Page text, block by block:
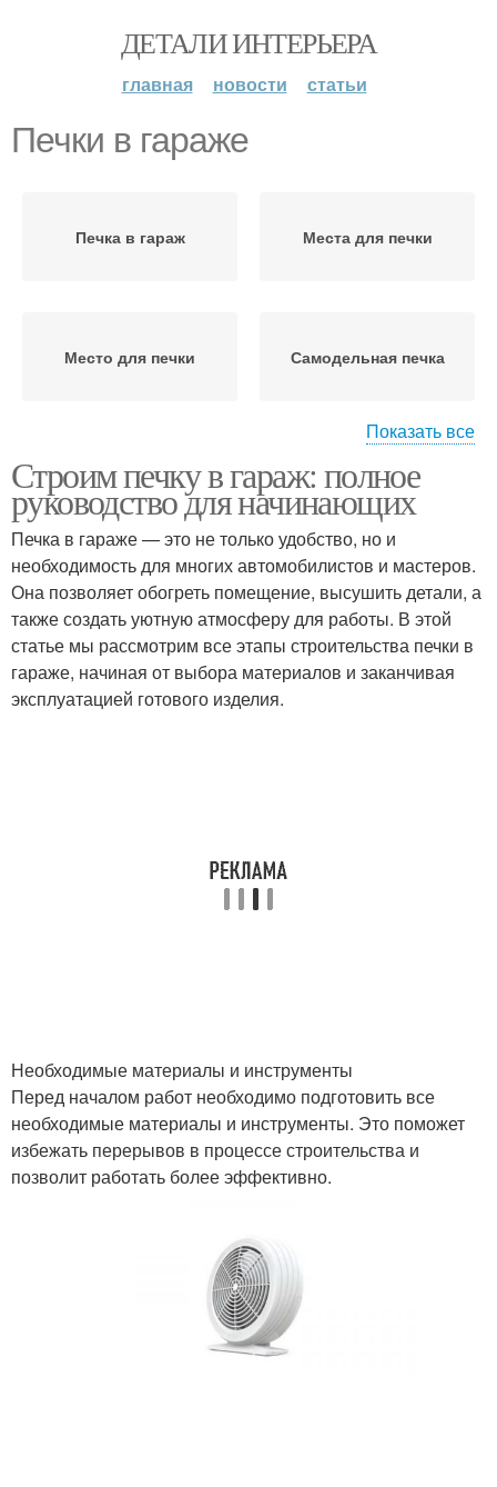
ДЕТАЛИ ИНТЕРЬЕРА
главная новости статьи
Печки в гараже
Печка в гараж Места для печки
Место для печки Самодельная печка
Печка в гараже Печка для гаража
Электрические печки Печки для гаража
Печки на дровах Печки для отопления
Показать все
Строим печку в гараж: полное
руководство для начинающих
Печка в гараже — это не только удобство, но и
необходимость для многих автомобилистов и мастеров.
Она позволяет обогреть помещение, высушить детали, а
также создать уютную атмосферу для работы. В этой
статье мы рассмотрим все этапы строительства печки в
гараже, начиная от выбора материалов и заканчивая
эксплуатацией готового изделия.
Необходимые материалы и инструменты
Перед началом работ необходимо подготовить все
необходимые материалы и инструменты. Это поможет
избежать перерывов в процессе строительства и
позволит работать более эффективно.